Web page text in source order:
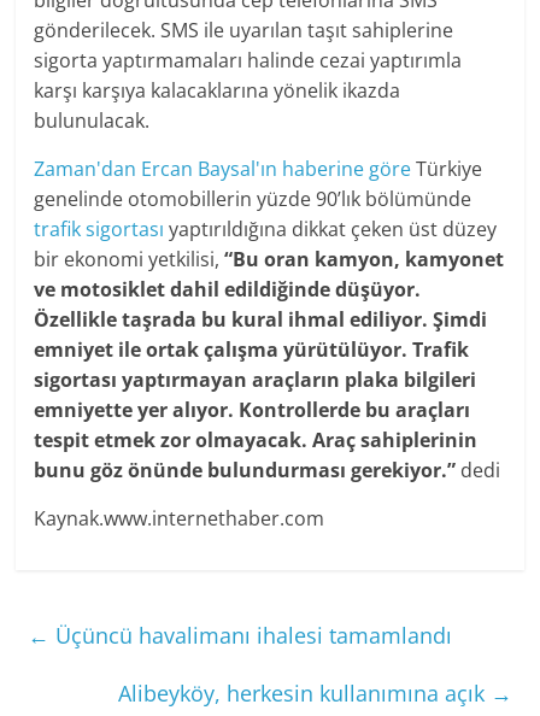
gönderilecek. SMS ile uyarılan taşıt sahiplerine
sigorta yaptırmamaları halinde cezai yaptırımla
karşı karşıya kalacaklarına yönelik ikazda
bulunulacak.
Zaman'dan Ercan Baysal'ın haberine göreTürkiye
genelinde otomobillerin yüzde 90’lık bölümünde
trafik sigortası yaptırıldığına dikkat çeken üst düzey
bir ekonomi yetkilisi,“Bu oran kamyon, kamyonet
ve motosiklet dahil edildiğinde düşüyor.
Özellikle taşrada bu kural ihmal ediliyor. Şimdi
emniyet ile ortak çalışma yürütülüyor. Trafik
sigortası yaptırmayan araçların plaka bilgileri
emniyette yer alıyor. Kontrollerde bu araçları
tespit etmek zor olmayacak. Araç sahiplerinin
bunu göz önünde bulundurması gerekiyor.” dedi
Kaynak.www.internethaber.com
← Üçüncü havalimanı ihalesi tamamlandı
Alibeyköy, herkesin kullanımına açık →